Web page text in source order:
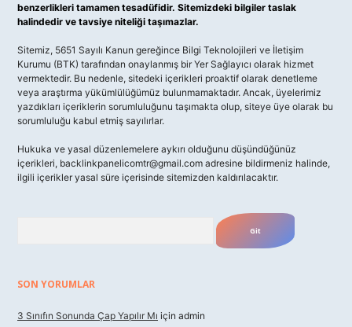
benzerlikleri tamamen tesadüfidir. Sitemizdeki bilgiler taslak
halindedir ve tavsiye niteliği taşımazlar.
Sitemiz, 5651 Sayılı Kanun gereğince Bilgi Teknolojileri ve İletişim
Kurumu (BTK) tarafından onaylanmış bir Yer Sağlayıcı olarak hizmet
vermektedir. Bu nedenle, sitedeki içerikleri proaktif olarak denetleme
veya araştırma yükümlülüğümüz bulunmamaktadır. Ancak, üyelerimiz
yazdıkları içeriklerin sorumluluğunu taşımakta olup, siteye üye olarak bu
sorumluluğu kabul etmiş sayılırlar.
Hukuka ve yasal düzenlemelere aykırı olduğunu düşündüğünüz
içerikleri, backlinkpanelicomtr@gmail.com adresine bildirmeniz halinde,
ilgili içerikler yasal süre içerisinde sitemizden kaldırılacaktır.
SON YORUMLAR
3 Sınıfın Sonunda Çap Yapılır Mı için admin